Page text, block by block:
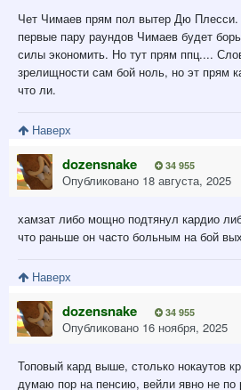
Чет Чимаев прям пол вытер Дю Плесси.
первые пару раундов Чимаев будет
силы экономить. Но тут прям ппц....
зрелищности сам бой ноль, но эт прям
что ли.
Наверх
dozensnake 34 955
Опубликовано 18 августа, 2025
хамзат либо мощно подтянул кардио
что раньше он часто больным на бой
Наверх
dozensnake 34 955
Опубликовано 16 ноября, 2025
Топовый кард выше, столько нокаутов
думаю пор на пенсию, вейли явно не